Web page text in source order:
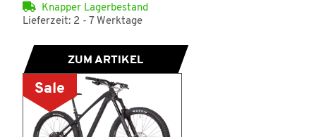
Knapper Lagerbestand
Lieferzeit: 2 - 7 Werktage
ZUM ARTIKEL
Sale